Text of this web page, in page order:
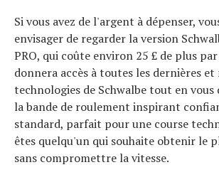
Si vous avez de l'argent à dépenser,
envisager de regarder la version
PRO, qui coûte environ 25 £ de plus
donnera accès à toutes les dernières
technologies de Schwalbe tout en vous
la bande de roulement inspirant
standard, parfait pour une course
êtes quelqu'un qui souhaite obtenir le
sans compromettre la vitesse.